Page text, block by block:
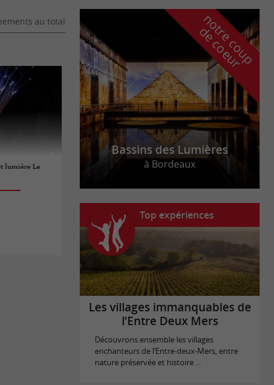
au total
lumière Le
n
o
t
r
e
c
o
u
p
d
e
c
o
e
u
r
Bassins des Lumières
à Bordeaux
Top expériences
Les villages immanquables de
l’Entre Deux Mers
Découvrons ensemble les villages
enchanteurs de l’Entre-deux-Mers, entre
nature préservée et histoire ...